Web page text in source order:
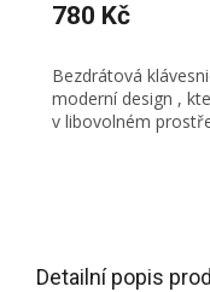
780 Kč
Bezdrátová
moderní design ,
v libovolném
Detailní popis